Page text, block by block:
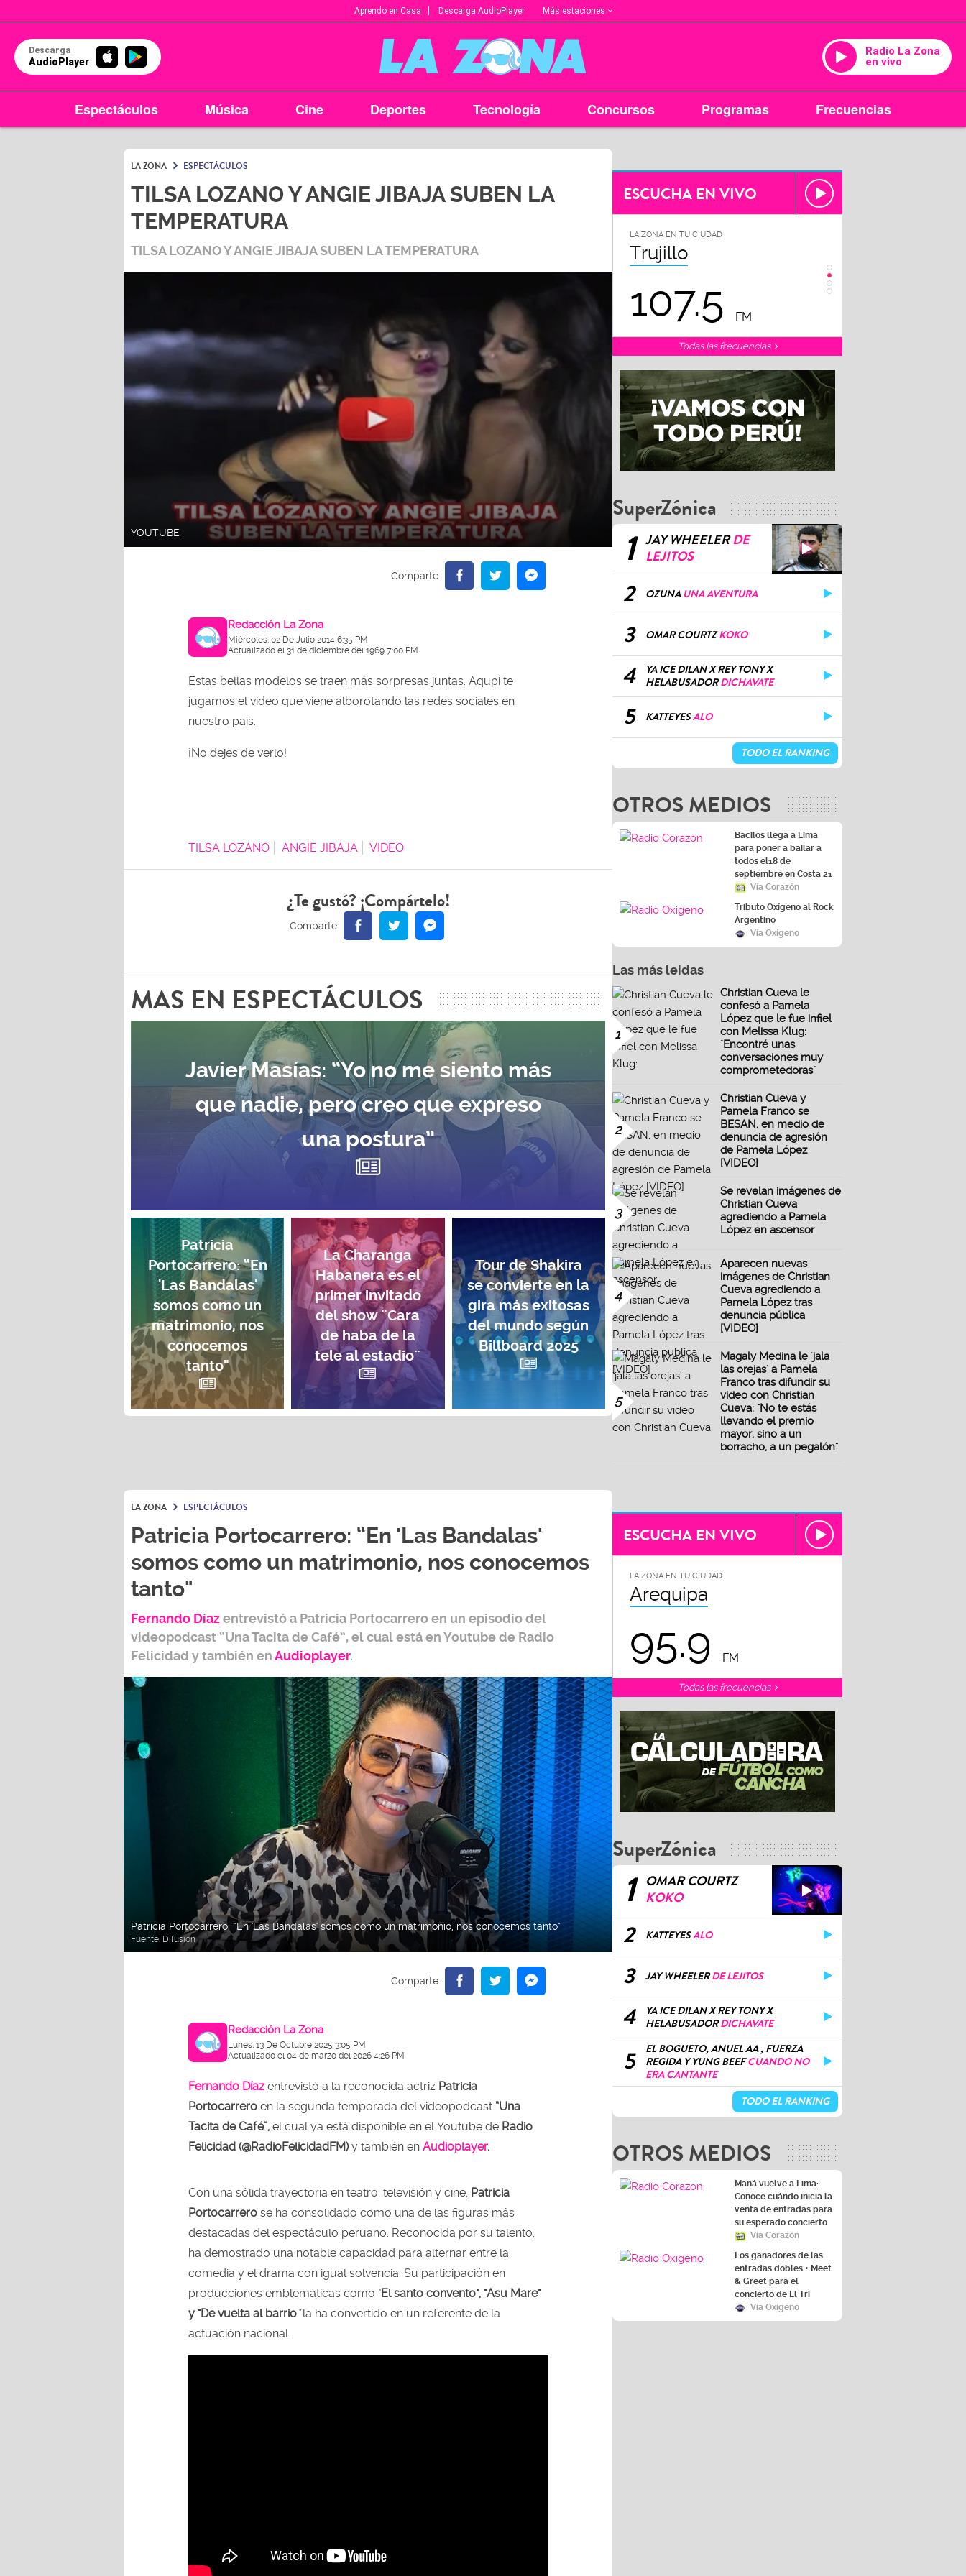
Aprendo en Casa Descarga AudioPlayer Más estaciones
Descarga
AudioPlayer
Radio La Zona
en vivo
Espectáculos Música Cine Deportes Tecnología Concursos Programas Frecuencias
LA ZONA ESPECTÁCULOS
TILSA LOZANO Y ANGIE JIBAJA SUBEN LA
TEMPERATURA
TILSA LOZANO Y ANGIE JIBAJA SUBEN LA TEMPERATURA
YOUTUBE
Redacción La Zona
Miércoles, 02 De Julio 2014 6:35 PM
Actualizado el 31 de diciembre del 1969 7:00 PM
Estas bellas modelos se traen más sorpresas juntas. Aqupi te
jugamos el video que viene alborotando las redes sociales en
nuestro país.
¡No dejes de verlo!
TILSA LOZANO ANGIE JIBAJA VIDEO
¿Te gustó? ¡Compártelo!
MAS EN ESPECTÁCULOS
Javier Masías: “Yo no me siento más
que nadie, pero creo que expreso
una postura”
Patricia
Portocarrero: “En
'Las Bandalas'
somos como un
matrimonio, nos
conocemos
tanto"
La Charanga
Habanera es el
primer invitado
del show ¨Cara
de haba de la
tele al estadio¨
Tour de Shakira
se convierte en la
gira más exitosas
del mundo según
Billboard 2025
ESCUCHA EN VIVO
Arequipa
95.9
LA ZONA EN TU CIUDAD
Trujillo
107.5 FM 102.3
Todas las frecuencias
SuperZónica
1 JAY WHEELERDE
LEJITOS
2 OZUNA UNA AVENTURA
3 OMAR COURTZKOKO
4
YA ICE DILAN X REY TONY X
HELABUSADORDICHAVATE
5 KATTEYESALO
TODO EL RANKING
OTROS MEDIOS
Bacilos llega a Lima
para poner a bailar a
todos el18 de
septiembre en Costa 21
Vía Corazón
Tributo Oxígeno al Rock
Argentino
Vía Oxígeno
Las más leidas
1
Christian Cueva le
confesó a Pamela
López que le fue infiel
con Melissa Klug:
"Encontré unas
conversaciones muy
comprometedoras"
2
Christian Cueva y
Pamela Franco se
BESAN, en medio de
denuncia de agresión
de Pamela López
[VIDEO]
3
Se revelan imágenes de
Christian Cueva
agrediendo a Pamela
López en ascensor
4
Aparecen nuevas
imágenes de Christian
Cueva agrediendo a
Pamela López tras
denuncia pública
[VIDEO]
5
Magaly Medina le 'jala
las orejas' a Pamela
Franco tras difundir su
video con Christian
Cueva: "No te estás
llevando el premio
mayor, sino a un
borracho, a un pegalón"
LA ZONA ESPECTÁCULOS
Patricia Portocarrero: “En 'Las Bandalas'
somos como un matrimonio, nos conocemos
tanto"
Fernando Díazentrevistó a Patricia Portocarreroen un episodio del
videopodcast “Una Tacita de Café”, el cual está en Youtube de Radio
Felicidad y también enAudioplayer.
Patricia Portocarrero: “En 'Las Bandalas' somos como un matrimonio, nos conocemos tanto"
Fuente: Difusión
Redacción La Zona
Lunes, 13 De Octubre 2025 3:05 PM
Actualizado el 04 de marzo del 2026 4:26 PM
Fernando Díaz entrevistó a la reconocida actriz Patricia
Portocarrero en la segunda temporada del videopodcast “Una
Tacita de Café”, el cual ya está disponible en el Youtube de Radio
Felicidad (@RadioFelicidadFM)y también en Audioplayer.
Con una sólida trayectoria en teatro, televisión y cine, Patricia
Portocarrero se ha consolidado como una de las figuras más
destacadas del espectáculo peruano. Reconocida por su talento,
ha demostrado una notable capacidad para alternar entre la
comedia y el drama con igual solvencia. Su participación en
producciones emblemáticas como "El santo convento", "Asu Mare"
y "De vuelta al barrio"la ha convertido en un referente de la
actuación nacional.
ESCUCHA EN VIVO
LA ZONA EN TU CIUDAD
Arequipa
95.9 FM
Todas las frecuencias
SuperZónica
1
OMAR COURTZ
KOKO
2 KATTEYESALO
3 JAY WHEELERDE LEJITOS
4
YA ICE DILAN X REY TONY X
HELABUSADORDICHAVATE
5
EL BOGUETO, ANUEL AA , FUERZA
REGIDA Y YUNG BEEFCUANDO NO
ERA CANTANTE
TODO EL RANKING
OTROS MEDIOS
Maná vuelve a Lima:
Conoce cuándo inicia la
venta de entradas para
su esperado concierto
Vía Corazón
Los ganadores de las
entradas dobles + Meet
& Greet para el
concierto de El Tri
Vía Oxígeno